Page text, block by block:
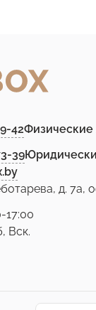
42Физические
39
д. 7а,
17:00
Вск.